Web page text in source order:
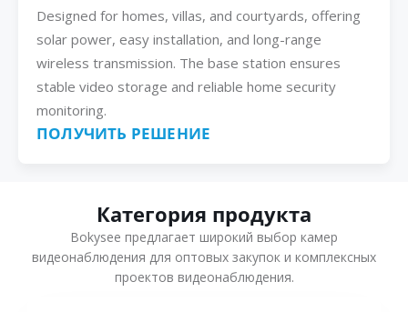
Designed for homes, villas, and courtyards, offering
solar power, easy installation, and long-range
wireless transmission. The base station ensures
stable video storage and reliable home security
monitoring.
ПОЛУЧИТЬ РЕШЕНИЕ
Категория продукта
Bokysee предлагает широкий выбор камер
видеонаблюдения для оптовых закупок и комплексных
проектов видеонаблюдения.